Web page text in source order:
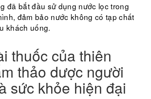
đã bắt đầu sử dụng nước lọc trong
đảm bảo nước không có tạp chất
khách uống.
thuốc của thiên
thảo dược người
sức khỏe hiện đại